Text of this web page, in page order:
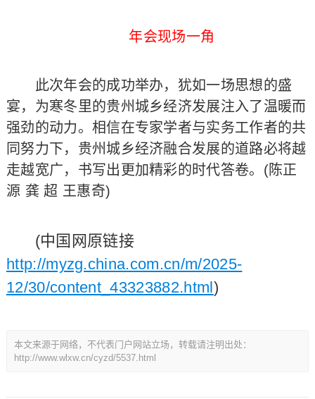
年会现场一角
此次年会的成功举办，犹如一场思想的盛
宴，为寒冬里的贵州城乡经济发展注入了温暖而
强劲的动力。相信在专家学者与实务工作者的共
同努力下，贵州城乡经济融合发展的道路必将越
走越宽广，书写出更加精彩的时代答卷。(陈正
源 龚 超 王惠奇)
(中国网原链接
http://myzg.china.com.cn/m/2025-
12/30/content_43323882.html)
本文来源于网络，不代表门户网站立场，转载请注明出处：
http://www.wlxw.cn/cyzd/5537.html